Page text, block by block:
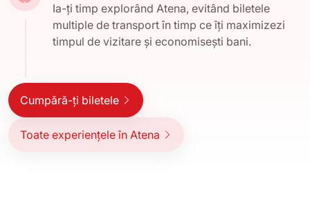
Ia-ți timp explorând Atena, evitând biletele
multiple de transport în timp ce îți maximizezi
timpul de vizitare și economisești bani.
Cumpără-ți biletele
Toate experiențele în Atena